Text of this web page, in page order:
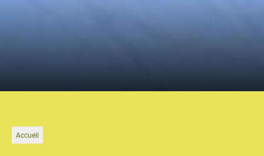
Accueil